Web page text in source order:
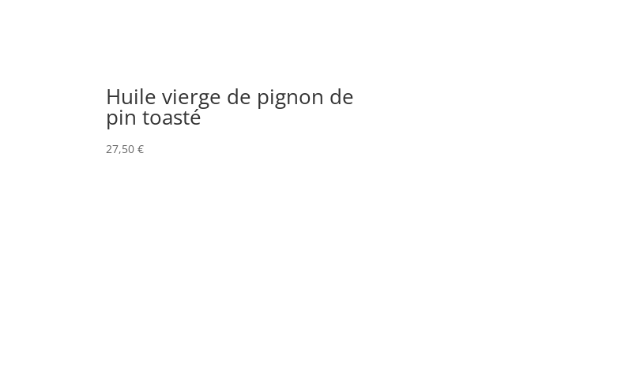
Huile vierge de pignon de
pin toasté
27,50€